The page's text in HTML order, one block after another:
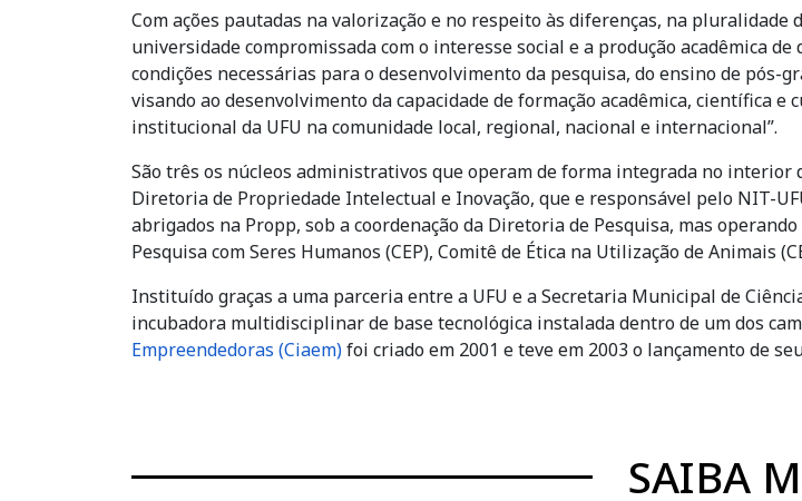
Com ações pautadas na valorização e no respeito às diferenças, na
universidade compromissada com o interesse social e a produção acadêmica
condições necessárias para o desenvolvimento da pesquisa, do ensino de pós-
visando ao desenvolvimento da capacidade de formação acadêmica, científica
institucional da UFU na comunidade local, regional, nacional e internacional”.
São três os núcleos administrativos que operam de forma integrada no interior
Diretoria de Propriedade Intelectual e Inovação, que e responsável pelo NIT-
abrigados na Propp, sob a coordenação da Diretoria de Pesquisa, mas
Pesquisa com Seres Humanos (CEP), Comitê de Ética na Utilização de Animais
Instituído graças a uma parceria entre a UFU e a Secretaria Municipal de
incubadora multidisciplinar de base tecnológica instalada dentro de um dos
Empreendedoras (Ciaem)foi criado em 2001 e teve em 2003 o lançamento de
SAIBA